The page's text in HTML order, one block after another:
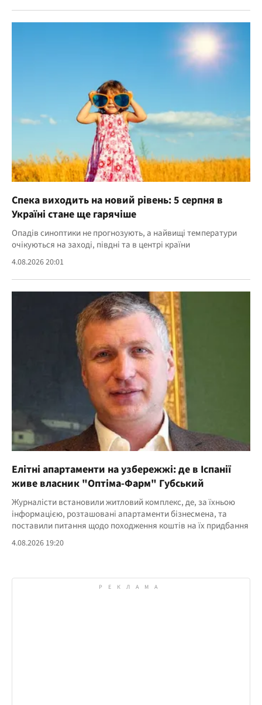
Спека виходить на новий рівень: 5 серпня в
Україні стане ще гарячіше
Опадів синоптики не прогнозують, а найвищі температури
очікуються на заході, півдні та в центрі країни
4.08.2026 20:01
Елітні апартаменти на узбережжі: де в Іспанії
живе власник "Оптіма-Фарм" Губський
Журналісти встановили житловий комплекс, де, за їхньою
інформацією, розташовані апартаменти бізнесмена, та
поставили питання щодо походження коштів на їх придбання
4.08.2026 19:20